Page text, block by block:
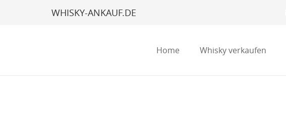
WHISKY-ANKAUF.DE
Home Whisky verkaufen